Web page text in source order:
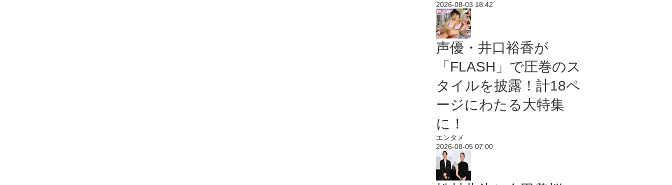
2026-08-03 18:42
声優・井口裕香が
「FLASH」で圧巻のス
タイルを披露！計18ペ
ージにわたる大特集
に！
エンタメ
2026-08-05 07:00